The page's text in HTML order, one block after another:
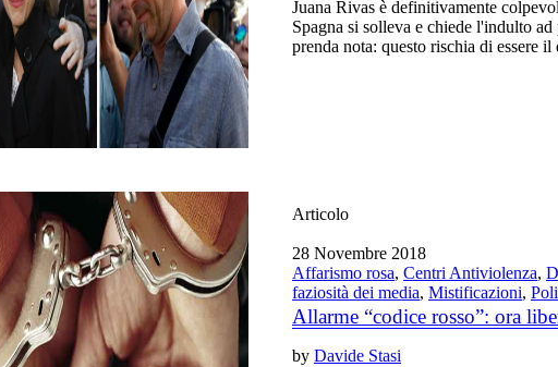
Juana Rivas è definitivamente
Spagna si solleva e chiede l'indulto
prenda nota: questo rischia di essere
Articolo
28 Novembre 2018
Affarismo rosa,Centri Antiviolenza,
faziosità dei media,Mistificazioni,
Allarme “codice rosso”: ora
byDavide Stasi